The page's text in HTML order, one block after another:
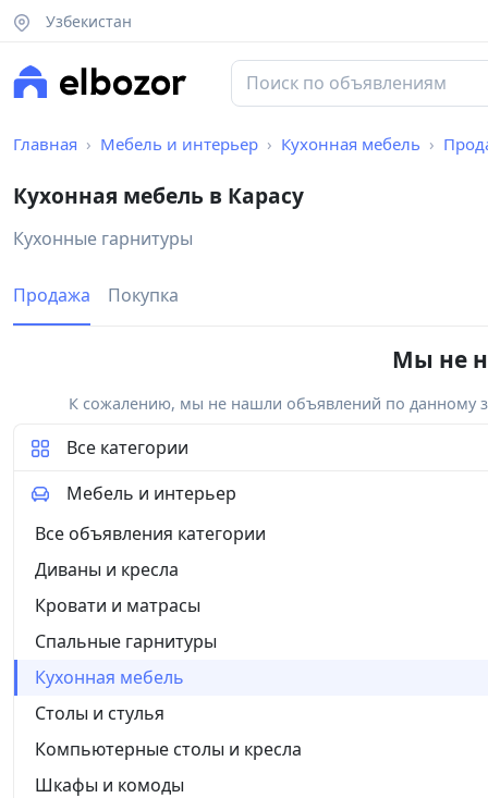
Узбекистан
Главная Мебель и интерьер Кухонная мебель
Кухонная мебель в Карасу
Кухонные гарнитуры
Продажа Покупка
Мы не
К сожалению, мы не нашли объявлений по данному
Все категории
Мебель и интерьер
Все объявления категории
Диваны и кресла
Кровати и матрасы
Спальные гарнитуры
Кухонная мебель
Столы и стулья
Компьютерные столы и кресла
Шкафы и комоды